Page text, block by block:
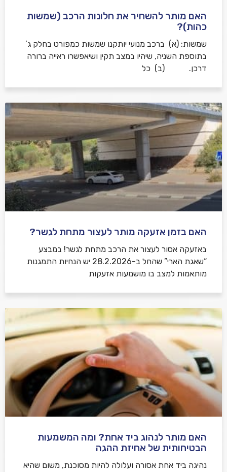
האם מותר להשחיר את חלונות הרכב (שמשות
כהות)?
שמשות: (א) ברכב מנועי יותקנו שמשות כמפורט בחלק ג’
בתוספת השניה, שיהיו במצב תקין ושיאפשרו ראייה ברורה
דרכן. (ב) כל
האם בזמן אזעקה מותר לעצור מתחת לגשר?
באזעקה אסור לעצור את הרכב מתחת לגשר! במבצע
“שאגת הארי” שהחל ב-28.2.2026 יש הנחיות התמגנות
מותאמות למצב בו מושמעות אזעקות
האם מותר לנהוג ביד אחת? ומה המשמעות
הבטיחותית של אחיזת ההגה
נהיגה ביד אחת אסורה ועלולה להיות מסוכנת, משום שהיא